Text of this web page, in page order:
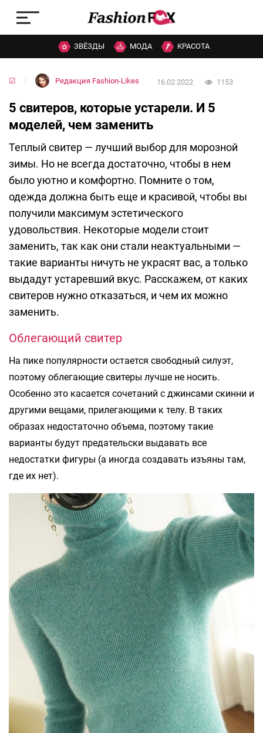
ЗВЁЗДЫ МОДА КРАСОТА
☑ Редакция Fashion-Likes 16.02.2022 1153
5 свитеров, которые устарели. И 5
моделей, чем заменить
Теплый свитер — лучший выбор для морозной
зимы. Но не всегда достаточно, чтобы в нем
было уютно и комфортно. Помните о том,
одежда должна быть еще и красивой, чтобы вы
получили максимум эстетического
удовольствия. Некоторые модели стоит
заменить, так как они стали неактуальными —
такие варианты ничуть не украсят вас, а только
выдадут устаревший вкус. Расскажем, от каких
свитеров нужно отказаться, и чем их можно
заменить.
Облегающий свитер
На пике популярности остается свободный силуэт,
поэтому облегающие свитеры лучше не носить.
Особенно это касается сочетаний с джинсами скинни и
другими вещами, прилегающими к телу. В таких
образах недостаточно объема, поэтому такие
варианты будут предательски выдавать все
недостатки фигуры (а иногда создавать изъяны там,
где их нет).